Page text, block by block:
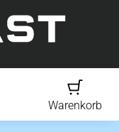
Warenkorb